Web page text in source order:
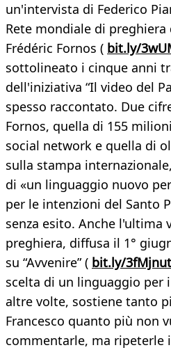
un'intervista di Federico
Rete mondiale di preghiera
Frédéric Fornos ( bit.ly/
sottolineato i cinque anni
dell'iniziativa “Il video del
spesso raccontato. Due
Fornos, quella di 155
social network e quella di
sulla stampa
di «un linguaggio nuovo
per le intenzioni del Santo
senza esito. Anche l'ultima
preghiera, diffusa il 1°
su “Avvenire” ( bit.ly/3fMjnut
scelta di un linguaggio per
altre volte, sostiene tanto
Francesco quanto più non
commentarle, ma ripeterle